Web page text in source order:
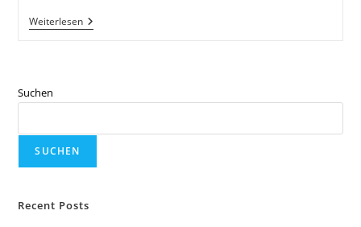
WeiterlesenOpen
Window
Suchen
SUCHEN
Recent Posts